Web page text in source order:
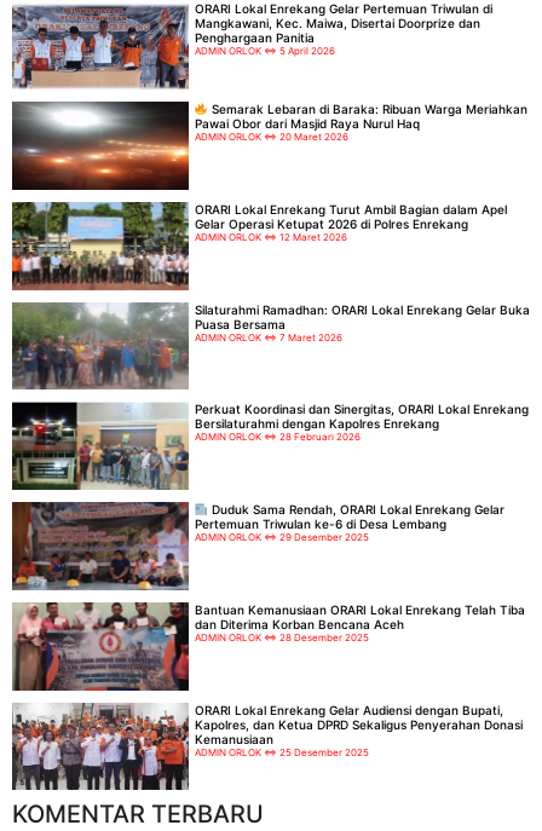
ORARI Lokal Enrekang Gelar Pertemuan Triwulan di
Mangkawani, Kec. Maiwa, Disertai Doorprize dan
Penghargaan Panitia
ADMIN ORLOK 5 April 2026
Semarak Lebaran di Baraka: Ribuan Warga Meriahkan
Pawai Obor dari Masjid Raya Nurul Haq
ADMIN ORLOK 20 Maret 2026
ORARI Lokal Enrekang Turut Ambil Bagian dalam Apel
Gelar Operasi Ketupat 2026 di Polres Enrekang
ADMIN ORLOK 12 Maret 2026
Silaturahmi Ramadhan: ORARI Lokal Enrekang Gelar Buka
Puasa Bersama
ADMIN ORLOK 7 Maret 2026
Perkuat Koordinasi dan Sinergitas, ORARI Lokal Enrekang
Bersilaturahmi dengan Kapolres Enrekang
ADMIN ORLOK 28 Februari 2026
Duduk Sama Rendah, ORARI Lokal Enrekang Gelar
Pertemuan Triwulan ke-6 di Desa Lembang
ADMIN ORLOK 29 Desember 2025
Bantuan Kemanusiaan ORARI Lokal Enrekang Telah Tiba
dan Diterima Korban Bencana Aceh
ADMIN ORLOK 28 Desember 2025
ORARI Lokal Enrekang Gelar Audiensi dengan Bupati,
Kapolres, dan Ketua DPRD Sekaligus Penyerahan Donasi
Kemanusiaan
ADMIN ORLOK 25 Desember 2025
KOMENTAR TERBARU